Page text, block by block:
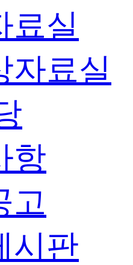
료실
자료실
항
고
시판